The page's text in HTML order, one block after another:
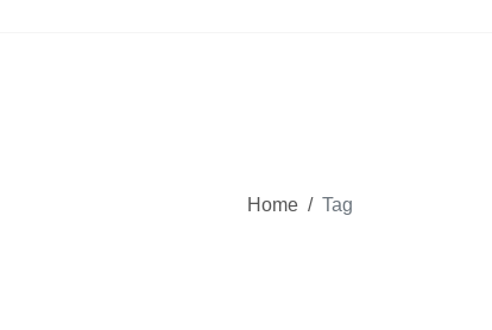
Home / Tag